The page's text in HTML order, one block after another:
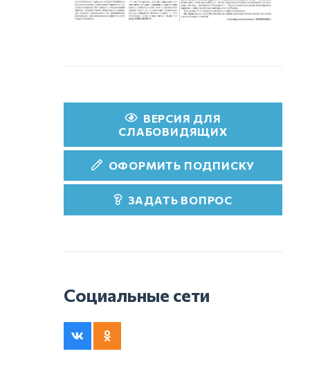
ВЕРСИЯ ДЛЯ
СЛАБОВИДЯЩИХ
ОФОРМИТЬ ПОДПИСКУ
ЗАДАТЬ ВОПРОС
Социальные сети